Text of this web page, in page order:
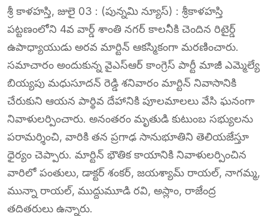
శ్రీ కాళహస్తి, జులై 03 : (పున్నమి న్యూస్) : శ్రీకాళహస్తి
పట్టణంలోని 4వ వార్డ్ శాంతి నగర్ కాలనీకి చెందిన రిటైర్డ్
ఉపాధ్యాయుడు అరవ మార్టిన్ ఆకస్మికంగా మరణించారు.
సమాచారం అందుకున్న వైఎస్ఆర్ కాంగ్రెస్ పార్టీ మాజీ ఎమ్మెల్యే
బియ్యపు మధుసూదన్ రెడ్డి శనివారం మార్టిన్ నివాసానికి
చేరుకుని ఆయన పార్థివ దేహానికి పూలమాలలు వేసి ఘనంగా
నివాళులర్పించారు. అనంతరం మృతుడి కుటుంబ సభ్యులను
పరామర్శించి, వారికి తన ప్రగాఢ సానుభూతిని తెలియజేస్తూ
ధైర్యం చెప్పారు. మార్టిన్ భౌతిక కాయానికి నివాళులర్పించిన
వారిలో పంతులు, డాక్టర్ శంకర్, జయశ్యామ్ రాయల్, నాగమ్మ,
మున్నా రాయల్, ముద్దుమూడి రవి, అస్లాం, రాజేంద్ర
తదితరులు ఉన్నారు.